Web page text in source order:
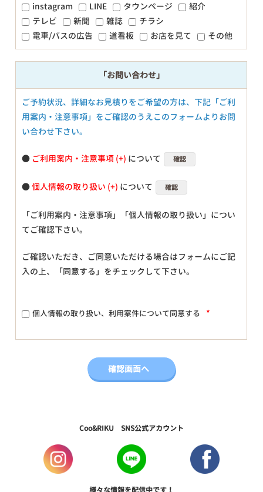
instagram
LINE タウンページ
紹介
テレビ
新聞 雑誌
チラシ
電車/バスの広告
道看板 お店を見て その他
「お問い合わせ」
ご予約状況、詳細なお見積りをご希望の方は、下記「ご利
用案内・注意事項」をご確認のうえこのフォームよりお問
い合わせ下さい。
● ご利用案内・注意事項 について 確認
●個人情報の取り扱い について 確認
「ご利用案内・注意事項」「個人情報の取り扱い」につい
てご確認下さい。
ご確認いただき、ご同意いただける場合はフォームにご記
入の上、「同意する」をチェックして下さい。
個人情報の取り扱い、利用案件について同意する *
Coo&RIKU SNS公式アカウント
様々な情報を配信中です！